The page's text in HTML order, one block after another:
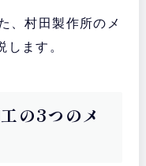
、村田製作所のメ
します。
の3つのメ